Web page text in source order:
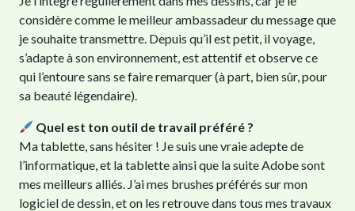
considère comme le meilleur ambassadeur du message que
je souhaite transmettre. Depuis qu’il est petit, il voyage,
s’adapte à son environnement, est attentif et observe ce
qui l’entoure sans se faire remarquer (à part, bien sûr, pour
sa beauté légendaire).
Quel est ton outil de travail préféré ?
Ma tablette, sans hésiter ! Je suis une vraie adepte de
l’informatique, et la tablette ainsi que la suite Adobe sont
mes meilleurs alliés. J’ai mes brushes préférés sur mon
logiciel de dessin, et on les retrouve dans tous mes travaux